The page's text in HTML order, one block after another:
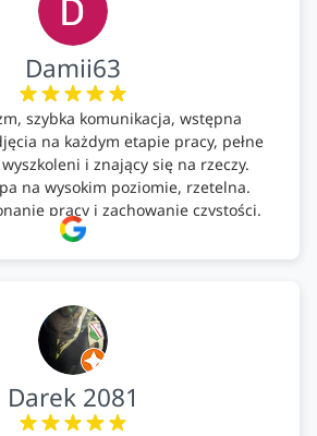
Damii63
szybka komunikacja, wstępna
na każdym etapie pracy, pełne
i znający się na rzeczy.
na wysokim poziomie, rzetelna.
pracy i zachowanie czystości.
Darek 2081